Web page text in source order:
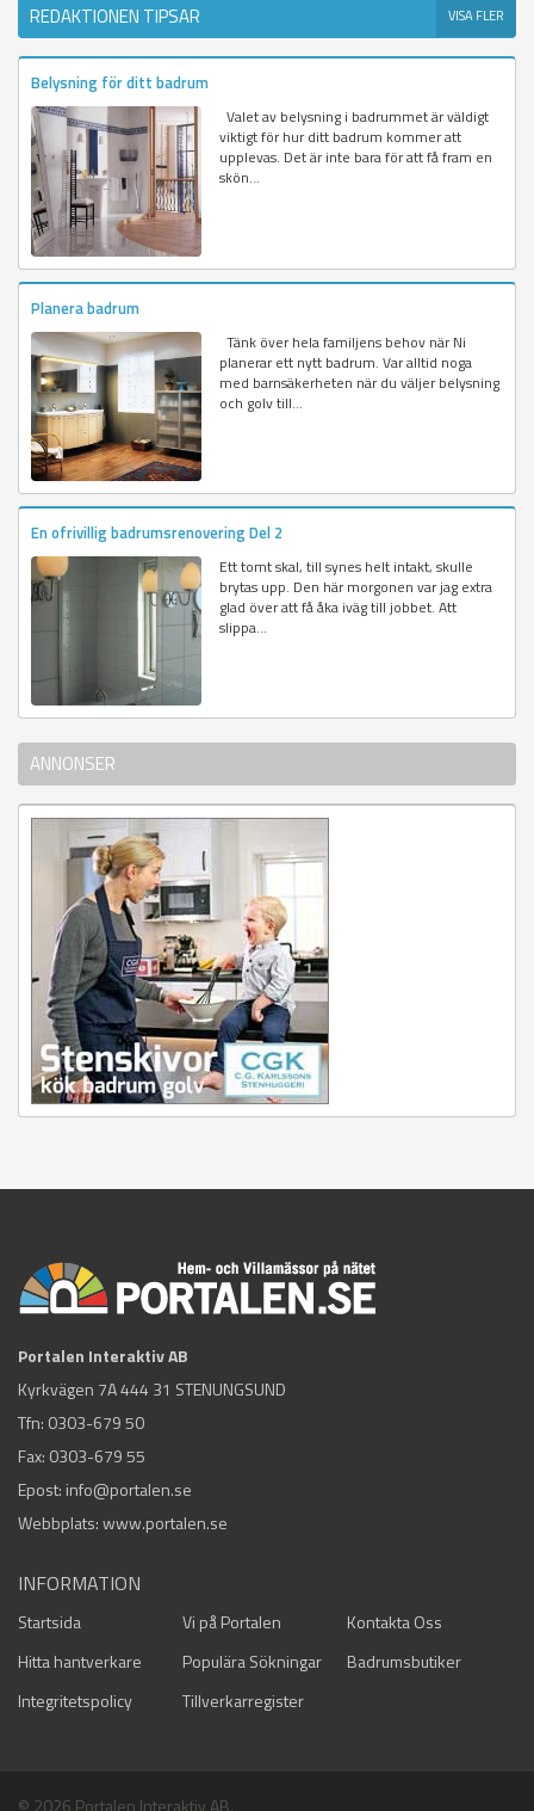
REDAKTIONEN TIPSAR VISA FLER
Belysning för ditt badrum
Valet av belysning i badrummet är väldigt
viktigt för hur ditt badrum kommer att
upplevas. Det är inte bara för att få fram en
skön...
Planera badrum
Tänk över hela familjens behov när Ni
planerar ett nytt badrum. Var alltid noga
med barnsäkerheten när du väljer belysning
och golv till...
En ofrivillig badrumsrenovering Del 2
Ett tomt skal, till synes helt intakt, skulle
brytas upp. Den här morgonen var jag extra
glad över att få åka iväg till jobbet. Att
slippa...
ANNONSER
Portalen Interaktiv AB
Kyrkvägen 7A 444 31 STENUNGSUND
Tfn: 0303-679 50
Fax: 0303-679 55
Epost: info@portalen.se
Webbplats: www.portalen.se
INFORMATION
Startsida Vi på Portalen
Kontakta Oss
Hitta hantverkare
Populära Sökningar
Badrumsbutiker
Integritetspolicy
Tillverkarregister